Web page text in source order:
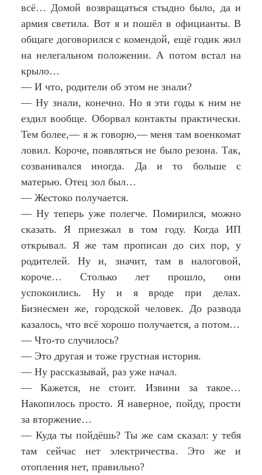
всё… Домой возвращаться стыдно было, да и
армия светила. Вот я и пошёл в официанты. В
общаге договорился с комендой, ещё годик жил
на нелегальном положении. А потом встал на
крыло…
— И что, родители об этом не знали?
— Ну знали, конечно. Но я эти годы к ним не
ездил вообще. Оборвал контакты практически.
Тем более,— я ж говорю,— меня там военкомат
ловил. Короче, появляться не было резона. Так,
созванивался иногда. Да и то больше с
матерью. Отец зол был…
— Жестоко получается.
— Ну теперь уже полегче. Помирился, можно
сказать. Я приезжал в том году. Когда ИП
открывал. Я же там прописан до сих пор, у
родителей. Ну и, значит, там в налоговой,
короче… Столько лет прошло, они
успокоились. Ну и я вроде при делах.
Бизнесмен же, городской человек. До развода
казалось, что всё хорошо получается, а потом…
— Что-то случилось?
— Это другая и тоже грустная история.
— Ну рассказывай, раз уже начал.
— Кажется, не стоит. Извини за такое…
Накопилось просто. Я наверное, пойду, прости
за вторжение…
— Куда ты пойдёшь? Ты же сам сказал: у тебя
там сейчас нет электричества. Это же и
отопления нет, правильно?